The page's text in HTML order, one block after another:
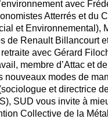
avec
Atterrés et du
et Environnemental),
de Renault Billancourt
avec Gérard
membre d’Attac et
nouveaux modes de
et directrice
SUD vous invite à
Collective de la